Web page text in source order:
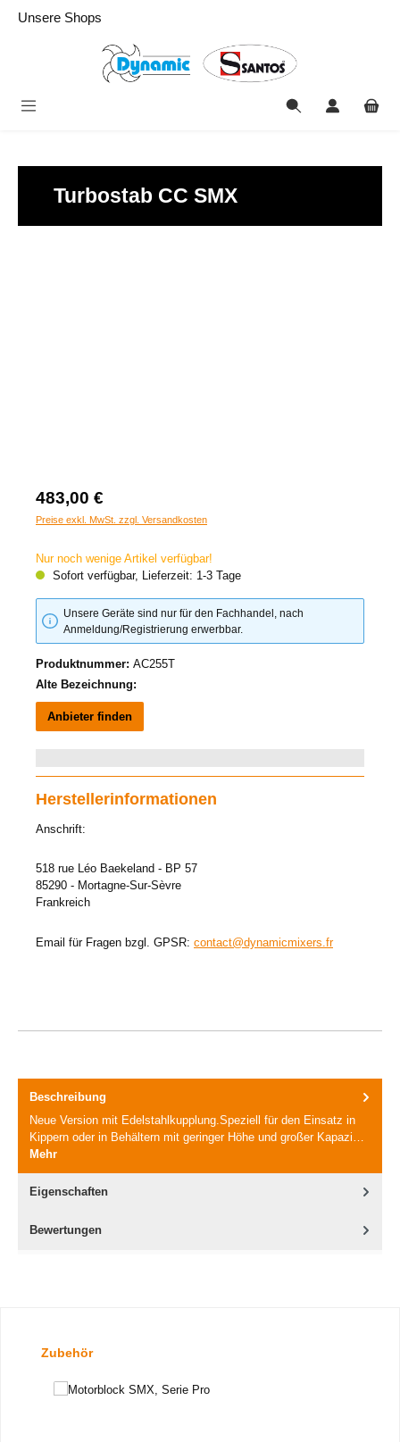
springen
Unsere Shops
Turbostab CC SMX
483,00 €
Preise exkl. MwSt. zzgl. Versandkosten
Nur noch wenige Artikel verfügbar!
Sofort verfügbar, Lieferzeit: 1-3 Tage
Unsere Geräte sind nur für den Fachhandel, nach
Anmeldung/Registrierung erwerbbar.
Produktnummer: AC255T
Alte Bezeichnung:
Anbieter finden
Herstellerinformationen
Anschrift:
518 rue Léo Baekeland - BP 57
85290 - Mortagne-Sur-Sèvre
Frankreich
Email für Fragen bzgl. GPSR: contact@dynamicmixers.fr
Beschreibung
Neue Version mit Edelstahlkupplung.Speziell für den Einsatz in
Kippern oder in Behältern mit geringer Höhe und großer Kapazi…
Mehr
Eigenschaften
Bewertungen
Produktgalerie überspringen
Zubehör